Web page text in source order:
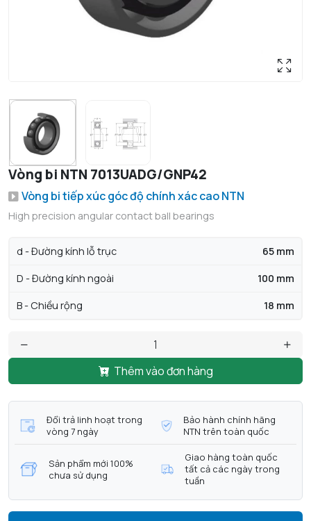
Vòng bi NTN 7013UADG/GNP42
Vòng bi tiếp xúc góc độ chính xác cao NTN
High precision angular contact ball bearings
d - Đường kính lỗ trục 65 mm
D - Đường kính ngoài 100 mm
B - Chiều rộng 18 mm
Thêm vào đơn hàng
Đổi trả linh hoạt trong
vòng 7 ngày
Bảo hành chính hãng
NTN trên toàn quốc
Sản phẩm mới 100%
chưa sử dụng
Giao hàng toàn quốc
tất cả các ngày trong
tuần